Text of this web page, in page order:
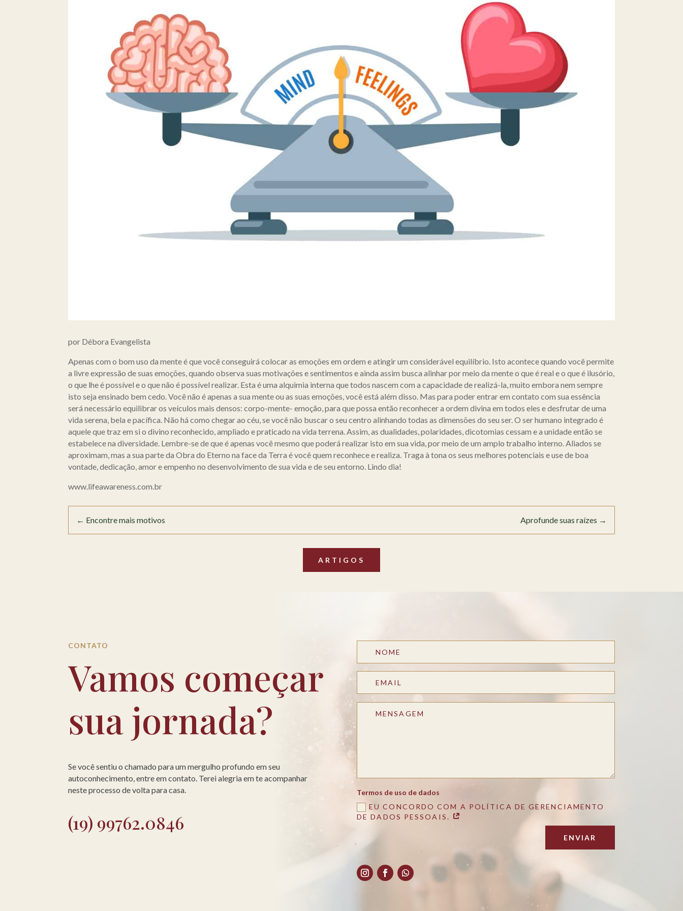
por Débora Evangelista
Apenas com o bom uso da mente é que você conseguirá colocar as emoções em ordem e atingir um considerável equilíbrio. Isto acontece quando você permite
a livre expressão de suas emoções, quando observa suas motivações e sentimentos e ainda assim busca alinhar por meio da mente o que é real e o que é ilusório,
o que lhe é possível e o que não é possível realizar. Esta é uma alquimia interna que todos nascem com a capacidade de realizá-la, muito embora nem sempre
isto seja ensinado bem cedo. Você não é apenas a sua mente ou as suas emoções, você está além disso. Mas para poder entrar em contato com sua essência
será necessário equilibrar os veículos mais densos: corpo-mente- emoção, para que possa então reconhecer a ordem divina em todos eles e desfrutar de uma
vida serena, bela e pacífica. Não há como chegar ao céu, se você não buscar o seu centro alinhando todas as dimensões do seu ser. O ser humano integrado é
aquele que traz em si o divino reconhecido, ampliado e praticado na vida terrena. Assim, as dualidades, polaridades, dicotomias cessam e a unidade então se
estabelece na diversidade. Lembre-se de que é apenas você mesmo que poderá realizar isto em sua vida, por meio de um amplo trabalho interno. Aliados se
aproximam, mas a sua parte da Obra do Eterno na face da Terra é você quem reconhece e realiza. Traga à tona os seus melhores potenciais e use de boa
vontade, dedicação, amor e empenho no desenvolvimento de sua vida e de seu entorno. Lindo dia!
www.lifeawareness.com.br
← Encontre mais motivos Aprofunde suas raízes →
ARTIGOS
CONTATO
Vamos começar
sua jornada?
Se você sentiu o chamado para um mergulho profundo em seu
autoconhecimento, entre em contato. Terei alegria em te acompanhar
neste processo de volta para casa.
(19) 99762.0846
Termos de uso de dados
EU CONCORDO COM A POLÍTICA DE GERENCIAMENTO
DE DADOS PESSOAIS.
ENVIAR